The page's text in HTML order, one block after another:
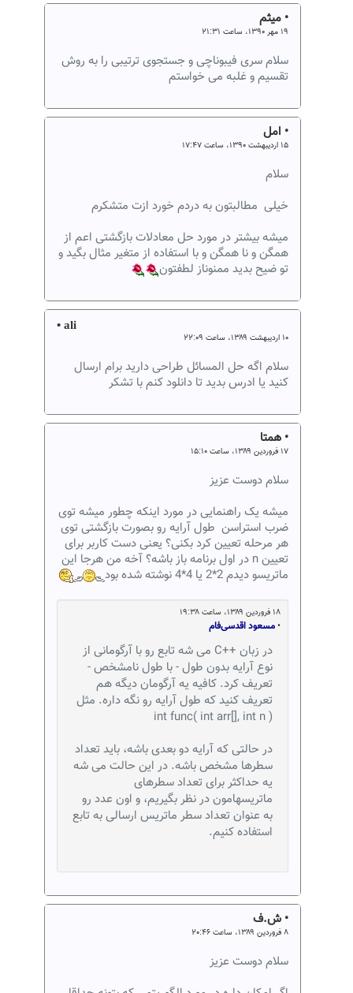
• میثم
سلام سری فیبوناچی و جستجوی ترتیبی را به روش
تقسیم و غلبه می خواستم
• امل
سلام
خیلی مطالبتون به دردم خورد ازت متشکرم
میشه بیشتر در مورد حل معادلات بازگشتی اعم از
همگن و نا همگن و با استفاده از متغیر مثال بگید و
تو ضیح بدید ممنوناز لطفتون
• ali
سلام اگه حل المسائل طراحی دارید برام ارسال
کنید یا ادرس بدید تا دانلود کنم با تشکر
• همتا
سلام دوست عزیز
میشه یک راهنمایی در مورد اینکه چطور میشه توی
ضرب استراسن طول آرایه رو بصورت بازگشتی توی
هر مرحله تعیین کرد بکنی؟ یعنی دست کاربر برای
تعیین n در اول برنامه باز باشه؟ آخه من هرجا این
ماتریسو دیدم 2*2 یا 4*4 نوشته شده بود
مسعود اقدسی‌فام
در زبان ++C می شه تابع رو با آرگومانی از
نوع آرایه بدون طول - با طول نامشخص -
تعریف کرد. کافیه یه آرگومان دیگه هم
تعریف کنید که طول آرایه رو نگه داره. مثل
در حالتی که آرایه دو بعدی باشه، باید تعداد
سطرها مشخص باشه. در این حالت می شه
یه حداکثر برای تعداد سطرهای
ماتریسهامون در نظر بگیریم، و اون عدد رو
به عنوان تعداد سطر ماتریس ارسالی به تابع
استفاده کنیم.
• ش.ف
سلام دوست عزیز